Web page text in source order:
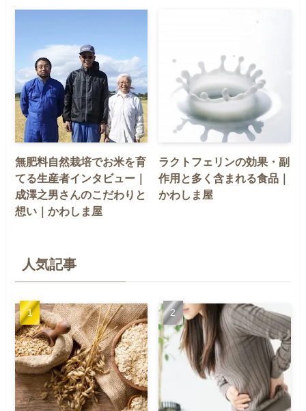
無肥料自然栽培でお米を育
てる生産者インタビュー｜
成澤之男さんのこだわりと
想い｜かわしま屋
ラクトフェリンの効果・副
作用と多く含まれる食品｜
かわしま屋
人気記事